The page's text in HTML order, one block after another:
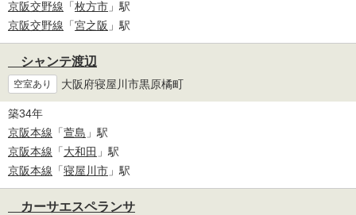
京阪交野線 「枚方市 」駅
京阪交野線 「宮之阪 」駅
シャンテ渡辺
空室あり 大阪府寝屋川市黒原橘町
築34年
京阪本線 「萱島 」駅
京阪本線 「大和田 」駅
京阪本線 「寝屋川市 」駅
カーサエスペランサ